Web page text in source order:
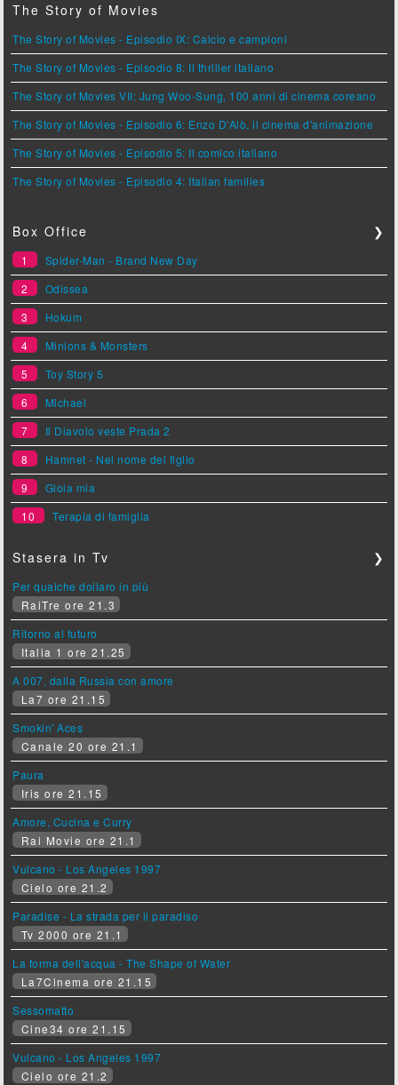
The Story of Movies
The Story of Movies - Episodio IX: Calcio e campioni
The Story of Movies - Episodio 8: Il thriller italiano
The Story of Movies VII: Jung Woo-Sung, 100 anni di cinema coreano
The Story of Movies - Episodio 6: Enzo D'Alò, il cinema d'animazione
The Story of Movies - Episodio 5: Il comico italiano
The Story of Movies - Episodio 4: Italian families
Box Office ❯
1
Spider-Man - Brand New Day
2
Odissea
3
Hokum
4
Minions & Monsters
5
Toy Story 5
6
Michael
7
Il Diavolo veste Prada 2
8
Hamnet - Nel nome del figlio
9
Gioia mia
10
Terapia di famiglia
Stasera in Tv ❯
Per qualche dollaro in più
RaiTre ore 21.3
Ritorno al futuro
Italia 1 ore 21.25
A 007, dalla Russia con amore
La7 ore 21.15
Smokin' Aces
Canale 20 ore 21.1
Paura
Iris ore 21.15
Amore, Cucina e Curry
Rai Movie ore 21.1
Vulcano - Los Angeles 1997
Cielo ore 21.2
Paradise - La strada per il paradiso
Tv 2000 ore 21.1
La forma dell'acqua - The Shape of Water
La7Cinema ore 21.15
Sessomatto
Cine34 ore 21.15
Vulcano - Los Angeles 1997
Cielo ore 21.2